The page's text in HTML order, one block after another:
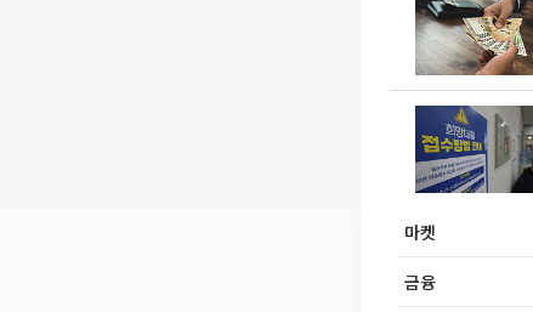
마켓
금융